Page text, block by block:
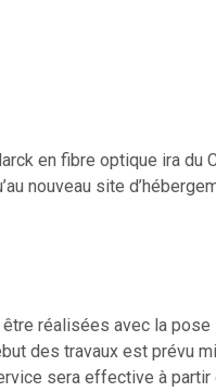
en fibre optique ira du
nouveau site
réalisées avec la pose
des travaux est prévu
sera effective à partir